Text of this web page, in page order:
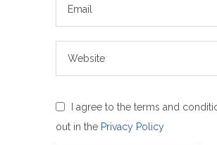
I agree to the terms and
out in the Privacy Policy